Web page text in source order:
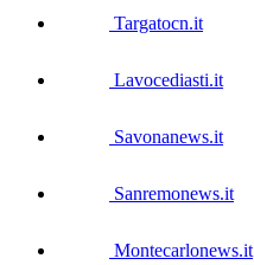
Targatocn.it
Lavocediasti.it
Savonanews.it
Sanremonews.it
Montecarlonews.it